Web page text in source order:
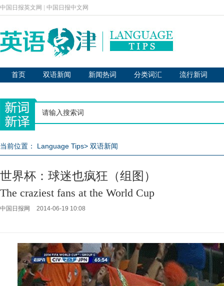
中国日报英文网 中国日报中文网
首页 双语新闻 新闻热词 分类词汇 流行新词
当前位置： Language Tips> 双语新闻
世界杯：球迷也疯狂（组图）
The craziest fans at the World Cup
中国日报网 2014-06-19 10:08